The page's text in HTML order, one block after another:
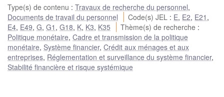
Type(s) de contenu : Travaux de recherche du personnel,
Documents de travail du personnel
Code(s) JEL : E, E2, E21 ,
E4, E49, G, G1 , G18, K, K3, K35 Thème(s) de recherche :
Politique monétaire, Cadre et transmission de la politique
monétaire, Système financier, Crédit aux ménages et aux
entreprises, Réglementation et surveillance du système financier,
Stabilité financière et risque systémique